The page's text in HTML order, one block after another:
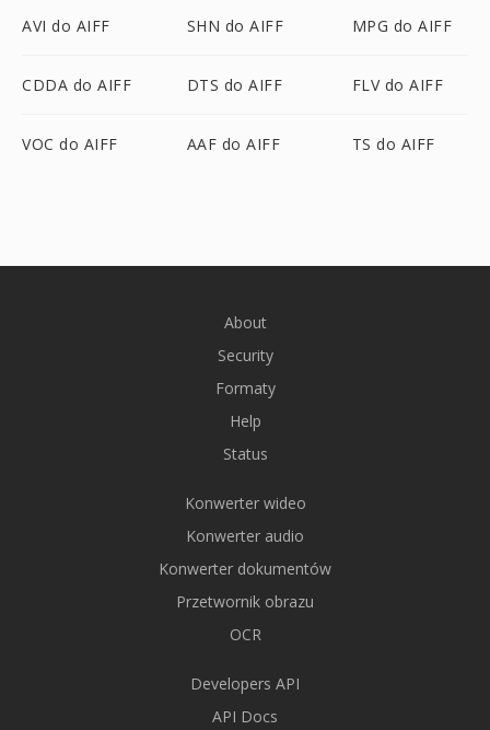
AVI do AIFF SHN do AIFF MPG do AIFF
CDDA do AIFF DTS do AIFF FLV do AIFF
VOC do AIFF AAF do AIFF TS do AIFF
About
Security
Formaty
Help
Status
Konwerter wideo
Konwerter audio
Konwerter dokumentów
Przetwornik obrazu
OCR
Developers API
API Docs